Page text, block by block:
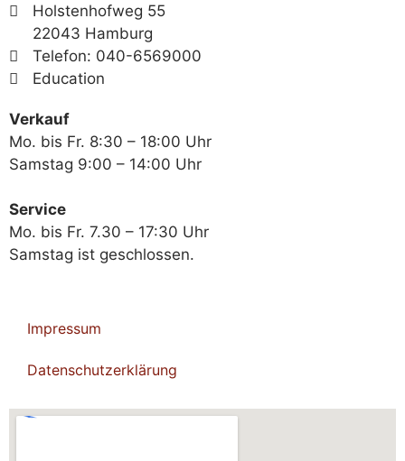
Holstenhofweg 55
22043 Hamburg
Telefon: 040-6569000
Education
Verkauf
Mo. bis Fr. 8:30 – 18:00 Uhr
Samstag 9:00 – 14:00 Uhr
Service
Mo. bis Fr. 7.30 – 17:30 Uhr
Samstag ist geschlossen.
Impressum
Datenschutzerklärung